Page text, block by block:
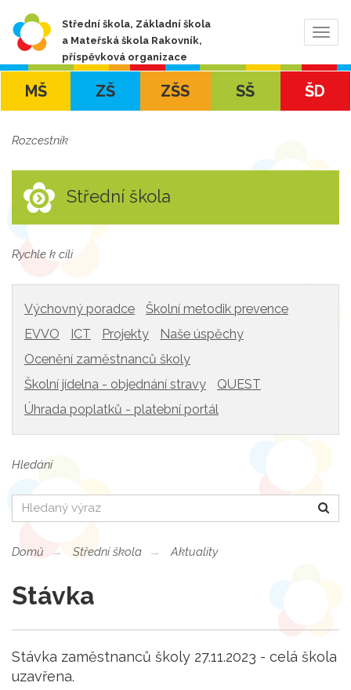
Střední škola, Základní škola
a Mateřská škola Rakovník,
příspěvková organizace
MŠ ZŠ ZŠS SŠ ŠD
Rozcestník
Střední škola
Rychle k cíli
Výchovný poradce
Školní metodik prevence
EVVO
ICT Projekty
Naše úspěchy
Ocenění zaměstnanců školy
Školní jídelna - objednání stravy
QUEST
Úhrada poplatků - platební portál
Hledání
Hledat
Domů Střední škola Aktuality
Stávka
Stávka zaměstnanců školy 27.11.2023 - celá škola
uzavřena.